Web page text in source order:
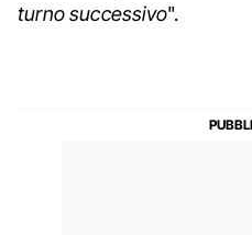
turno successivo".